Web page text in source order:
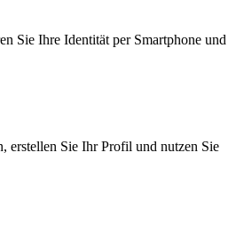
Sie Ihre Identität per Smartphone und
erstellen Sie Ihr Profil und nutzen Sie